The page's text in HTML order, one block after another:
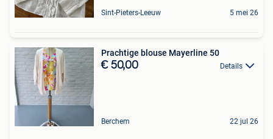
Sint-Pieters-Leeuw 5 mei 26
Prachtige blouse Mayerline 50
€ 50,00 Details
Berchem 22 jul 26